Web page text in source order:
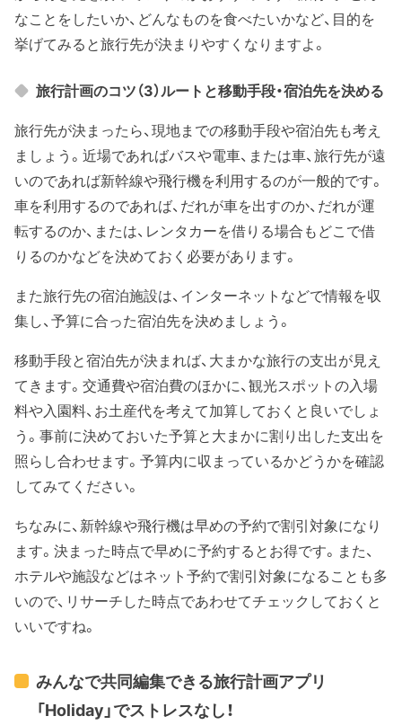
なことをしたいか、どんなものを食べたいかなど、目的を
挙げてみると旅行先が決まりやすくなりますよ。
旅行計画のコツ（3）ルートと移動手段・宿泊先を決める
旅行先が決まったら、現地までの移動手段や宿泊先も考え
ましょう。近場であればバスや電車、または車、旅行先が遠
いのであれば新幹線や飛行機を利用するのが一般的です。
車を利用するのであれば、だれが車を出すのか、だれが運
転するのか、または、レンタカーを借りる場合もどこで借
りるのかなどを決めておく必要があります。
また旅行先の宿泊施設は、インターネットなどで情報を収
集し、予算に合った宿泊先を決めましょう。
移動手段と宿泊先が決まれば、大まかな旅行の支出が見え
てきます。交通費や宿泊費のほかに、観光スポットの入場
料や入園料、お土産代を考えて加算しておくと良いでしょ
う。事前に決めておいた予算と大まかに割り出した支出を
照らし合わせます。予算内に収まっているかどうかを確認
してみてください。
ちなみに、新幹線や飛行機は早めの予約で割引対象になり
ます。決まった時点で早めに予約するとお得です。また、
ホテルや施設などはネット予約で割引対象になることも多
いので、リサーチした時点であわせてチェックしておくと
いいですね。
みんなで共同編集できる旅行計画アプリ
「Holiday」でストレスなし！